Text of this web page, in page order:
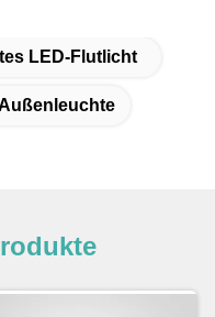
LED-Flutlicht